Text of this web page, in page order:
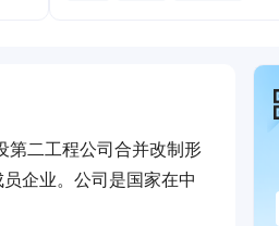
第二工程公司合并改制形
企业。公司是国家在中